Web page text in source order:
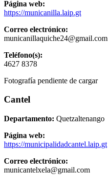
Página web:
https://municanilla.laip.gt
Correo electrónico:
municanillaquiche24@gmail.com
Teléfono(s):
4627 8378
Fotografía pendiente de cargar
Cantel
Departamento: Quetzaltenango
Página web:
https://municipalidadcantel.laip.gt
Correo electrónico:
municantelxela@gmail.com